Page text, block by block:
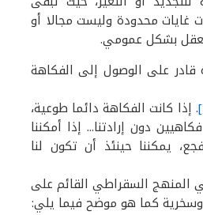
غايات محدودة وليست مجالا أو
بشكل عمومي.
قادر على الوصول إلى الفكاهة
. إذا كانت الفكاهة دائما طوعية،
دون إرادتنا... إذا أمكننا
يمكننا حينئذ أن تكون لنا
المنهج السقراطيالقائم على
كما هو موضح فيما يلي: